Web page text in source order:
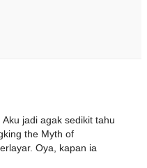
jadi agak sedikit tahu
the Myth of
Oya, kapan ia